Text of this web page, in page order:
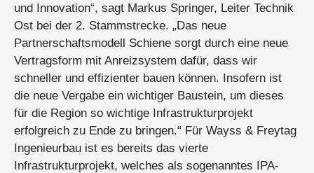
und Innovation“, sagt Markus Springer, Leiter Technik
Ost bei der 2. Stammstrecke. „Das neue
Partnerschaftsmodell Schiene sorgt durch eine neue
Vertragsform mit Anreizsystem dafür, dass wir
schneller und effizienter bauen können. Insofern ist
die neue Vergabe ein wichtiger Baustein, um dieses
für die Region so wichtige Infrastrukturprojekt
erfolgreich zu Ende zu bringen.“ Für Wayss & Freytag
Ingenieurbau ist es bereits das vierte
Infrastrukturprojekt, welches als sogenanntes IPA-